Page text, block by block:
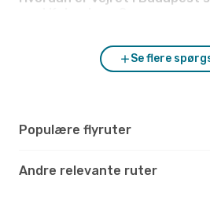
Se flere
Populære flyruter
Andre relevante ruter